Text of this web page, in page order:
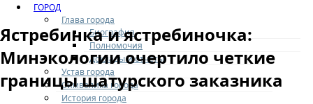
ГОРОД
Глава города
Биография
Полномочия
Доклады и отчеты
Устав города
Символика города
История города
Ястребинка и ястребиночка:
Минэкологии очертило четкие
границы шатурского заказника